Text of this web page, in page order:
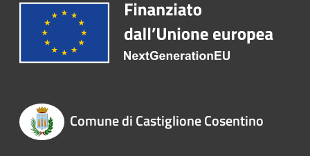
Comune di Castiglione Cosentino